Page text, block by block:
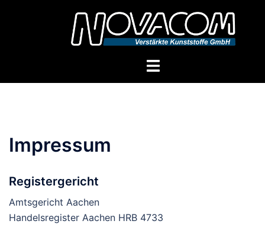
Menü
Impressum
Registergericht
Amtsgericht Aachen
Handelsregister Aachen HRB 4733